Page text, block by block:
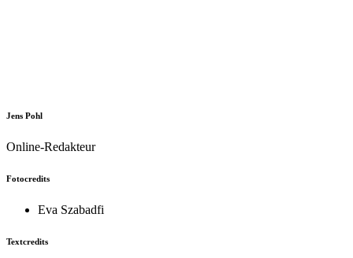
Jens Pohl
Online-Redakteur
Fotocredits
Eva Szabadfi
Textcredits